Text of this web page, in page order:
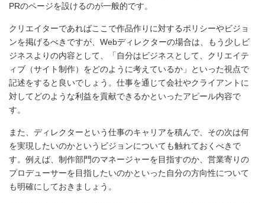
PRのページを設けるのが一般的です。
クリエイターであればここで作品作りに対するポリシーやビジョ
ンを掲げるべきですが、Webディレクターの場合は、もう少しビ
ジネスよりの内容として、「自分はビジネスとして、クリエイテ
ィブ（サイト制作）をどのように考えているか」といった視点で
記述をすると良いでしょう。仕事を通じて会社やクライアントに
対してどのような利益を貢献できるかといったアピール内容で
す。
また、ディレクターという仕事のキャリアを積んで、その次は何
を実現したいのかというビジョンについても触れておくべきで
す。例えば、制作部門のマネージャーを目指すのか、営業寄りの
プロデューサーを目指したいのかといった自分の方向性について
も明確にしておきましょう。